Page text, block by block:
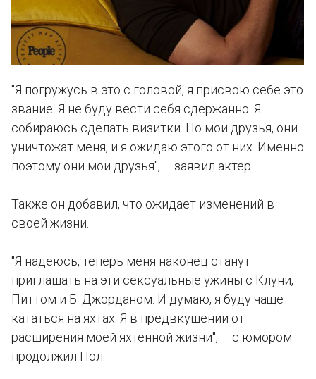
"Я погружусь в это с головой, я присвою себе это
звание. Я не буду вести себя сдержанно. Я
собираюсь сделать визитки. Но мои друзья, они
уничтожат меня, и я ожидаю этого от них. Именно
поэтому они мои друзья", – заявил актер.
Также он добавил, что ожидает изменений в
своей жизни.
"Я надеюсь, теперь меня наконец станут
приглашать на эти сексуальные ужины с Клуни,
Питтом и Б. Джорданом. И думаю, я буду чаще
кататься на яхтах. Я в предвкушении от
расширения моей яхтенной жизни", – с юмором
продолжил Пол.